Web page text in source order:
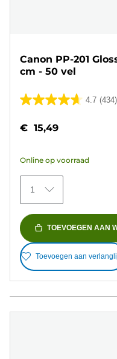
Canon PP-201
cm - 50 vel
4.7 (434)
4.7
de
sterren.
434
beoordelingen
€ 15,49
Online op voorraad
1
TOEVOEGEN AAN
Toevoegen aan